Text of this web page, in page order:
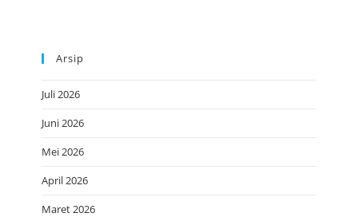
Arsip
Juli 2026
Juni 2026
Mei 2026
April 2026
Maret 2026